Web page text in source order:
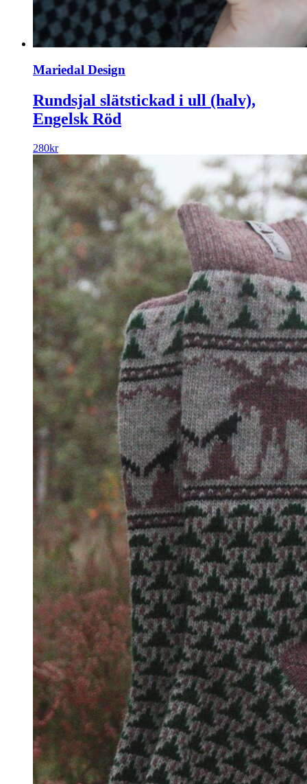
Mariedal Design
Rundsjal slätstickad i ull (halv),
Engelsk Röd
280kr